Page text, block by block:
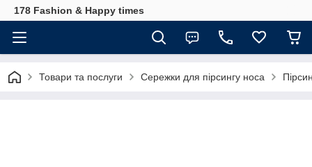
178 Fashion & Happy times
Товари та послуги Сережки для пірсингу носа